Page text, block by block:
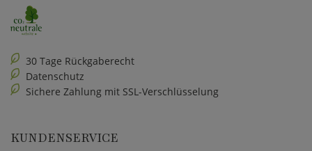
30 Tage Rückgaberecht
Datenschutz
Sichere Zahlung mit SSL-Verschlüsselung
KUNDENSERVICE